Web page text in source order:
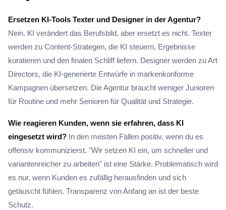
Ersetzen KI-Tools Texter und Designer in der Agentur?
Nein. KI verändert das Berufsbild, aber ersetzt es nicht. Texter
werden zu Content-Strategen, die KI steuern, Ergebnisse
kuratieren und den finalen Schliff liefern. Designer werden zu Art
Directors, die KI-generierte Entwürfe in markenkonforme
Kampagnen übersetzen. Die Agentur braucht weniger Junioren
für Routine und mehr Senioren für Qualität und Strategie.
Wie reagieren Kunden, wenn sie erfahren, dass KI
eingesetzt wird? In den meisten Fällen positiv, wenn du es
offensiv kommunizierst. "Wir setzen KI ein, um schneller und
variantenreicher zu arbeiten" ist eine Stärke. Problematisch wird
es nur, wenn Kunden es zufällig herausfinden und sich
getäuscht fühlen. Transparenz von Anfang an ist der beste
Schutz.